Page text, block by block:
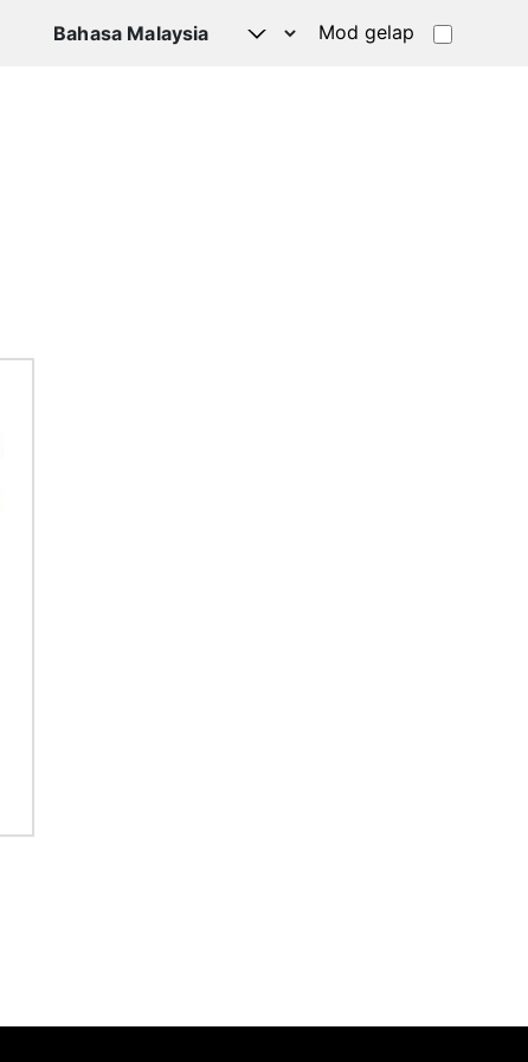
Mod gelap